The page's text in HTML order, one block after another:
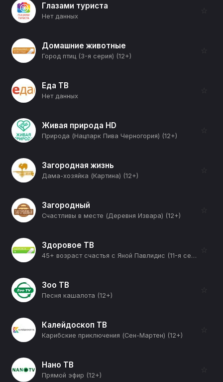
Глазами туриста
Нет данных
☆
Домашние животные
Город птиц (3-я серия) (12+)
☆
Еда ТВ
Нет данных
☆
Живая природа HD
Природа (Нацпарк Пива Черногория) (12+)
☆
Загородная жизнь
Дама-хозяйка (Картина) (12+)
☆
Загородный
Счастливы в месте (Деревня Извара) (12+)
☆
Здоровое ТВ
45+ возраст счастья с Яной Павлидис (11-я серия) (12+)
☆
Зоо ТВ
Песня кашалота (12+)
☆
Калейдоскоп ТВ
Карибские приключения (Сен-Мартен) (12+)
☆
Нано ТВ
Прямой эфир (12+)
☆